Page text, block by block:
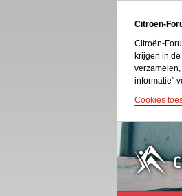
Citroën-
Citroën-
krijgen in
informatie"
Cookies